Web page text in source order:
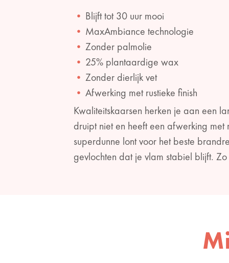
Blijft tot 30 uur mooi
MaxAmbiance technologie
Zonder palmolie
25% plantaardige wax
Zonder dierlijk vet
Afwerking met rustieke finish
Kwaliteitskaarsen herken je aan een
druipt niet en heeft een afwerking
superdunne lont voor het beste
gevlochten dat je vlam stabiel blijft.